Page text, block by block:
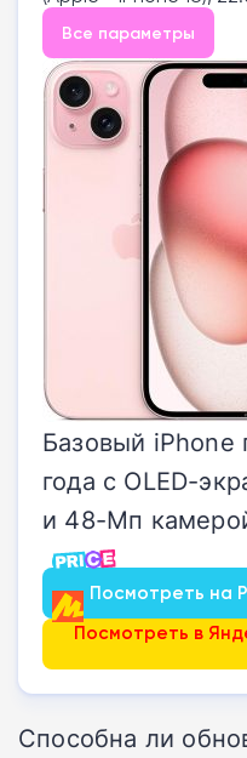
Все параметры
Базовый iPhone
года с OLED-
и 48-Мп
Посмотреть на
Посмотреть в
Способна ли